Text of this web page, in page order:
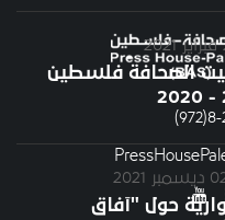
بيت الصحافة فلسطين
حول "آفاق